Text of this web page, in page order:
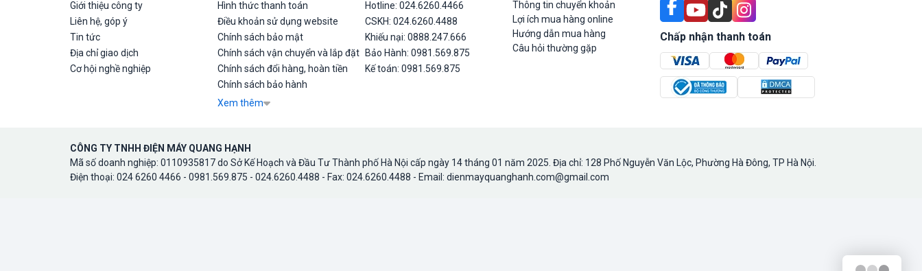
Giới thiệu công ty
Liên hệ, góp ý
Tin tức
Địa chỉ giao dịch
Cơ hội nghề nghiệp
Hình thức thanh toán
Điều khoản sử dụng website
Chính sách bảo mật
Chính sách vận chuyển và lắp đặt
Chính sách đổi hàng, hoàn tiền
Chính sách bảo hành
Xem thêm
Hotline: 024.6260.4466
CSKH: 024.6260.4488
Khiếu nại: 0888.247.666
Bảo Hành: 0981.569.875
Kế toán: 0981.569.875
Thông tin chuyển khoản
Lợi ích mua hàng online
Hướng dẫn mua hàng
Câu hỏi thường gặp
Chấp nhận thanh toán
CÔNG TY TNHH ĐIỆN MÁY QUANG HẠNH
Mã số doanh nghiệp: 0110935817 do Sở Kế Hoạch và Đầu Tư Thành phố Hà Nội cấp ngày 14 tháng 01 năm 2025. Địa chỉ: 128 Phố Nguyễn Văn Lộc, Phường Hà Đông, TP Hà Nội.
Điện thoại: 024 6260 4466 - 0981.569.875 - 024.6260.4488 - Fax: 024.6260.4488 - Email: dienmayquanghanh.com@gmail.com